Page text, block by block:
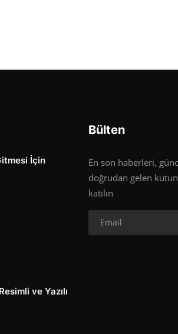
İçin
ve Yazılı
Bülten
En son haberleri,
doğrudan gelen
katılın